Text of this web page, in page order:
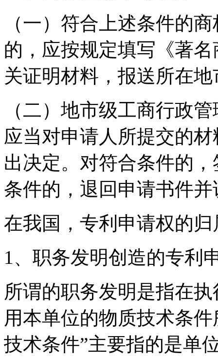
（一）符合上述条件的
的，应按规定填写《著
关证明材料，报送所在
（二）地市级工商行政
应当对申请人所提交的
出决定。对符合条件的
条件的，退回申请书件
在我国，专利申请权的
1、职务发明创造的专利
所谓的职务发明是指在
用本单位的物质技术条
技术条件”主要指的是单